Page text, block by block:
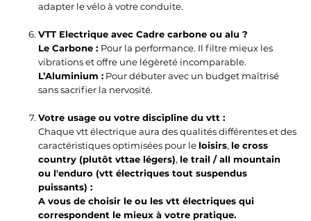
adapter le vélo à votre conduite.
VTT Electrique avec Cadre carbone ou alu ?
Le Carbone : Pour la performance. Il filtre mieux les
vibrations et offre une légèreté incomparable.
L’Aluminium : Pour débuter avec un budget maîtrisé
sans sacrifier la nervosité.
Votre usage ou votre discipline du vtt :
Chaque vtt électrique aura des qualités différentes et des
caractéristiques optimisées pour le loisirs, le cross
country (plutôt vttae légers), le trail / all mountain
ou l'enduro (vtt électriques tout suspendus
puissants) :
A vous de choisir le ou les vtt électriques qui
correspondent le mieux à votre pratique.